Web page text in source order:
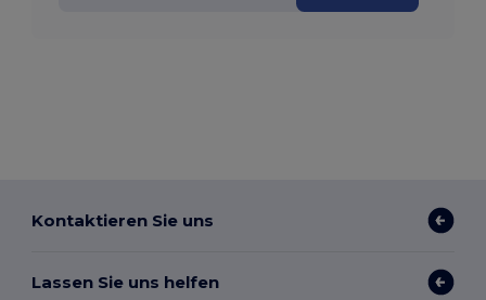
Kontaktieren Sie uns
Lassen Sie uns helfen